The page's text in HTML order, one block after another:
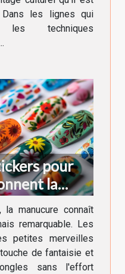
Dans les lignes qui
les techniques
pour
la
la manucure connaît
remarquable. Les
petites merveilles
de fantaisie et
sans l'effort